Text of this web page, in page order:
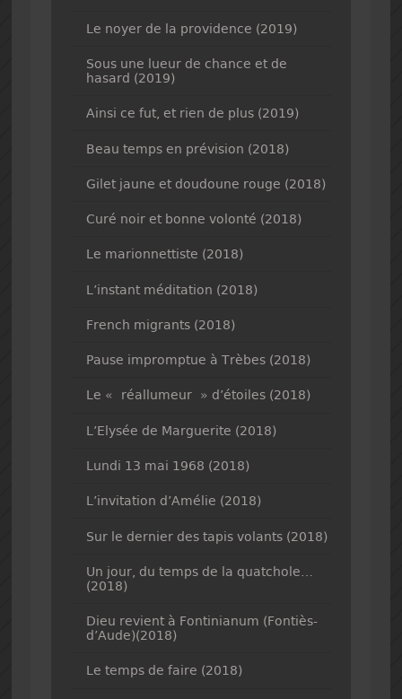
Le noyer de la providence (2019)
Sous une lueur de chance et de
hasard (2019)
Ainsi ce fut, et rien de plus (2019)
Beau temps en prévision (2018)
Gilet jaune et doudoune rouge (2018)
Curé noir et bonne volonté (2018)
Le marionnettiste (2018)
L’instant méditation (2018)
French migrants (2018)
Pause impromptue à Trèbes (2018)
Le « réallumeur » d’étoiles (2018)
L’Elysée de Marguerite (2018)
Lundi 13 mai 1968 (2018)
L’invitation d’Amélie (2018)
Sur le dernier des tapis volants (2018)
Un jour, du temps de la quatchole…
(2018)
Dieu revient à Fontinianum (Fontiès-
d’Aude)(2018)
Le temps de faire (2018)